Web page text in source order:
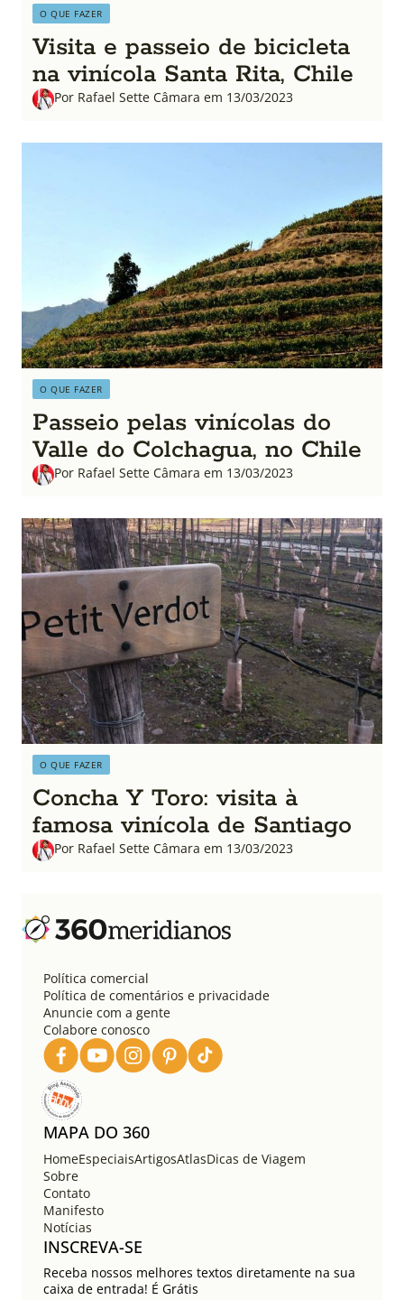
O QUE FAZER
Visita e passeio de bicicleta
na vinícola Santa Rita, Chile
Por Rafael Sette Câmara em 13/03/2023
O QUE FAZER
Passeio pelas vinícolas do
Valle do Colchagua, no Chile
Por Rafael Sette Câmara em 13/03/2023
O QUE FAZER
Concha Y Toro: visita à
famosa vinícola de Santiago
Por Rafael Sette Câmara em 13/03/2023
Política comercial
Política de comentários e privacidade
Anuncie com a gente
Colabore conosco
MAPA DO 360
HomeEspeciaisArtigosAtlasDicas de Viagem
Sobre
Contato
Manifesto
Notícias
INSCREVA-SE
Receba nossos melhores textos diretamente na sua
caixa de entrada! É Grátis